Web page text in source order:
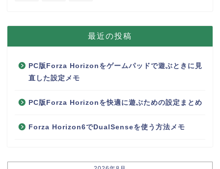
最近の投稿
PC版Forza Horizonをゲームパッドで遊ぶときに見
直した設定メモ
PC版Forza Horizonを快適に遊ぶための設定まとめ
Forza Horizon6でDualSenseを使う方法メモ